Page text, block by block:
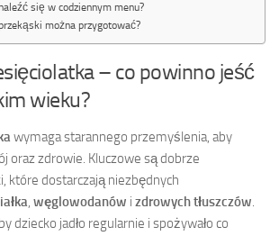
się w codziennym menu?
można przygotować?
– co powinno jeść
wieku?
wymaga starannego przemyślenia, aby
oraz zdrowie. Kluczowe są dobrze
które dostarczają niezbędnych
, węglowodanów i zdrowych tłuszczów.
dziecko jadło regularnie i spożywało co